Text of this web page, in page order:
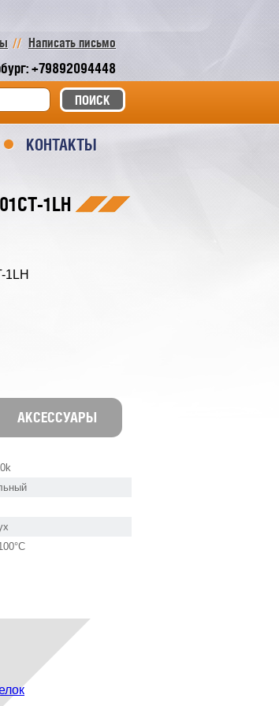
Написать письмо
+79892094448
КОНТАКТЫ
1LH
1LH
АКСЕССУАРЫ